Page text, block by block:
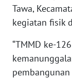
Tawa,
kegiatan fisik
“TMMD ke-
WN
WN
KUNINGAN